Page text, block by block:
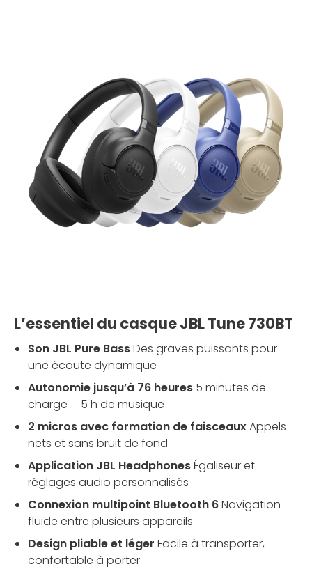
L’essentiel du casque JBL Tune 730BT
Son JBL Pure BassDes graves puissants pour
une écoute dynamique
Autonomie jusqu’à 76 heures 5 minutes de
charge = 5 h de musique
2 micros avec formation de faisceauxAppels
nets et sans bruit de fond
Application JBL HeadphonesÉgaliseur et
réglages audio personnalisés
Connexion multipoint Bluetooth 6Navigation
fluide entre plusieurs appareils
Design pliable et léger Facile à transporter,
confortable à porter